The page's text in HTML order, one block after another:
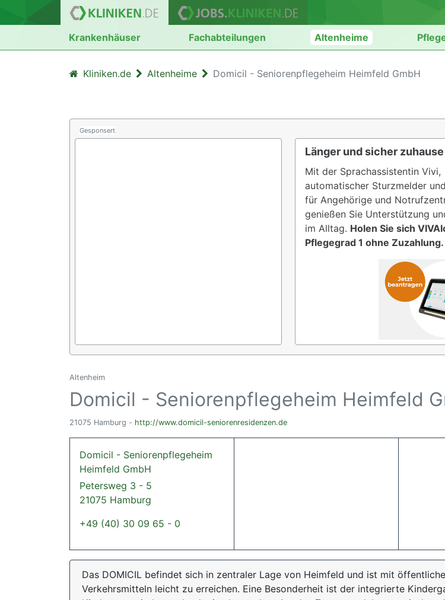
Krankenhäuser Fachabteilungen Altenheime
Kliniken.de Altenheime Domicil - Seniorenpflegeheim Heimfeld GmbH
Gesponsert
Länger und sicher
Mit der Sprachassistentin Vivi,
automatischer Sturzmelder
für Angehörige und
genießen Sie Unterstützung
im Alltag. Holen Sie sich
Pflegegrad 1 ohne Zuzahlung.
Altenheim
Domicil - Seniorenpflegeheim Heimfeld
21075 Hamburg - http://www.domicil-seniorenresidenzen.de
Domicil - Seniorenpflegeheim
Heimfeld GmbH
Petersweg 3 - 5
21075 Hamburg
+49 (40) 30 09 65 - 0
Das DOMICIL befindet sich in zentraler Lage von Heimfeld und ist mit
Verkehrsmitteln leicht zu erreichen. Eine Besonderheit ist der integrierte